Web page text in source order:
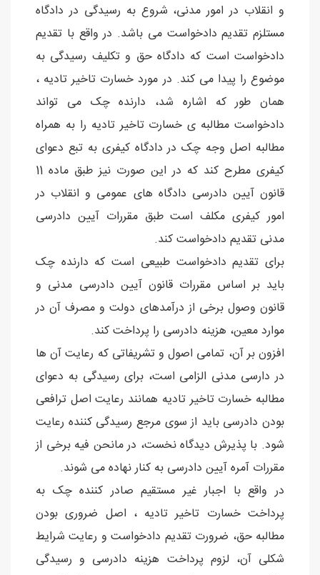
و انقلاب در امور مدنی، شروع به رسیدگی در دادگاه
مستلزم تقدیم دادخواست می باشد. در واقع با تقدیم
دادخواست است که دادگاه حق و تکلیف رسیدگی به
موضوع را پیدا می کند. در مورد خسارت تاخیر تادیه ،
همان طور که اشاره شد، دارنده چک می تواند
دادخواست مطالبه ی خسارت تاخیر تادیه را به همراه
مطالبه اصل وجه چک در دادگاه کیفری به تبع دعوای
کیفری مطرح کند که در این صورت نیز طبق ماده 11
قانون آیین دادرسی دادگاه های عمومی و انقلاب در
امور کیفری مکلف است طبق مقررات آیین دادرسی
مدنی تقدیم دادخواست کند.
برای تقدیم دادخواست طبیعی است که دارنده چک
باید بر اساس مقررات قانون آیین دادرسی مدنی و
قانون وصول برخی از درآمدهای دولت و مصرف آن در
موارد معین، هزینه دادرسی را پرداخت کند.
افزون بر آن، تمامی اصول و تشریفاتی که رعایت آن ها
در دارسی مدنی الزامی است، برای رسیدگی به دعوای
مطالبه خسارت تاخیر تادیه همانند رعایت اصل ترافعی
بودن دادرسی باید از سوی مرجع رسیدگی کننده رعایت
شود. با پذیرش دیدگاه نخست، در مانحن فیه برخی از
مقررات آمره آیین دادرسی به کنار نهاده می شوند.
در واقع با اجبار غیر مستقیم صادر کننده چک به
پرداخت خسارت تاخیر تادیه ، اصل ضروری بودن
مطالبه حق، ضرورت تقدیم دادخواست و رعایت شرایط
شکلی آن، لزوم پرداخت هزینه دادرسی و رسیدگی